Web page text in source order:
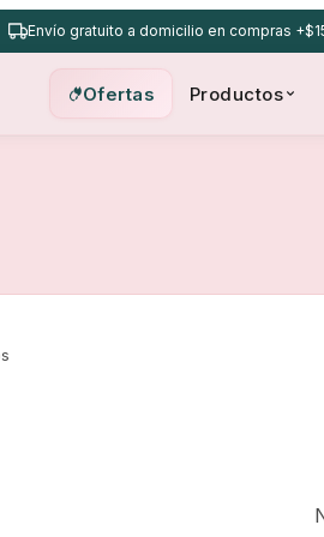
Envío gratuito a domicilio en compras
Ofertas Productos